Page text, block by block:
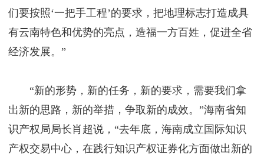
们要按照‘一把手工程’的要求，把地理标志打造成具
有云南特色和优势的亮点，造福一方百姓，促进全省
经济发展。”
“新的形势，新的任务，新的要求，需要我们拿
出新的思路，新的举措，争取新的成效。”海南省知
识产权局局长肖超说，“去年底，海南成立国际知识
产权交易中心，在践行知识产权证券化方面做出新的